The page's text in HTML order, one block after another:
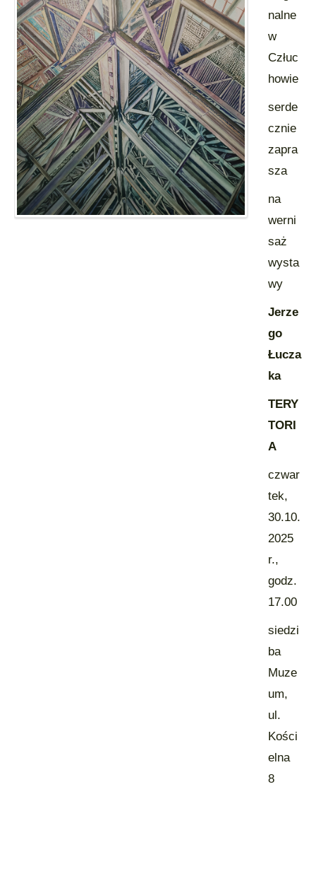
nalne
w
Człuc
howie
serde
cznie
zapra
sza
na
werni
saż
wysta
wy
Jerze
go
Łucza
ka
TERY
TORI
A
czwar
tek,
30.10.
2025
r.,
godz.
17.00
siedzi
ba
Muze
um,
ul.
Kości
elna
8